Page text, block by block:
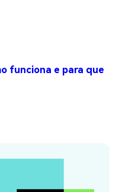
funciona e para que